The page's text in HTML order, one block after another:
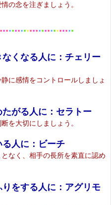
の念を注ぎましょう。
くなる人に：チェリー
に感情をコントロールしましょ
がる人に：セラトー
を大切にしましょう。
人に：ビーチ
なく、相手の長所を素直に認め
をする人に：アグリモ